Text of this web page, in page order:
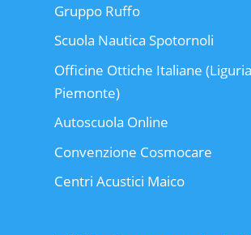
Gruppo Ruffo
Scuola Nautica Spotornoli
Officine Ottiche Italiane
Piemonte)
Autoscuola Online
Convenzione Cosmocare
Centri Acustici Maico